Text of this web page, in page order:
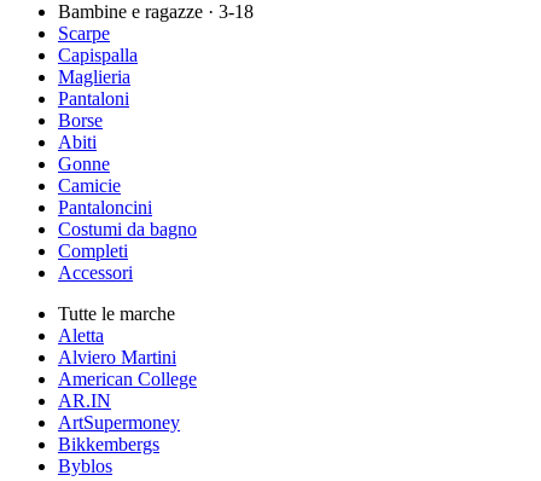
Bambine e ragazze · 3-18
Scarpe
Capispalla
Maglieria
Pantaloni
Borse
Abiti
Gonne
Camicie
Pantaloncini
Costumi da bagno
Completi
Accessori
Tutte le marche
Aletta
Alviero Martini
American College
AR.IN
ArtSupermoney
Bikkembergs
Byblos